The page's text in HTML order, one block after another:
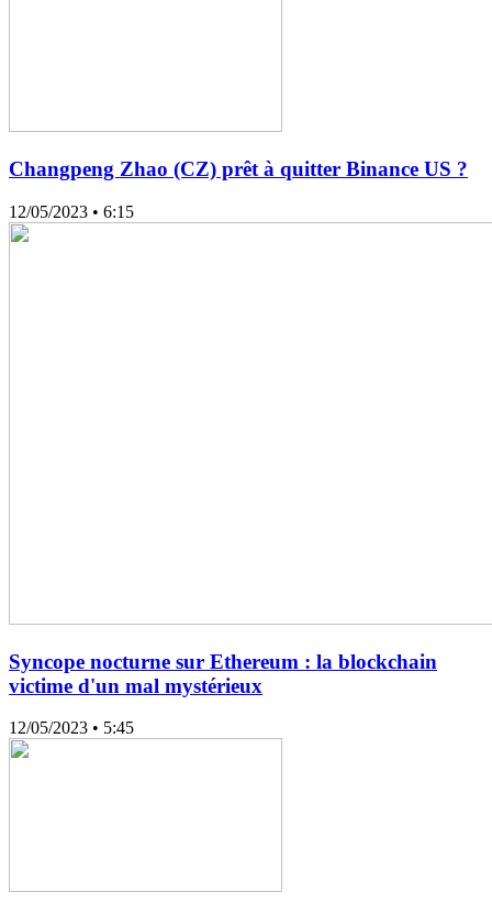
Changpeng Zhao (CZ) prêt à quitter Binance US ?
12/05/2023 • 6:15
Syncope nocturne sur Ethereum : la blockchain
victime d'un mal mystérieux
12/05/2023 • 5:45